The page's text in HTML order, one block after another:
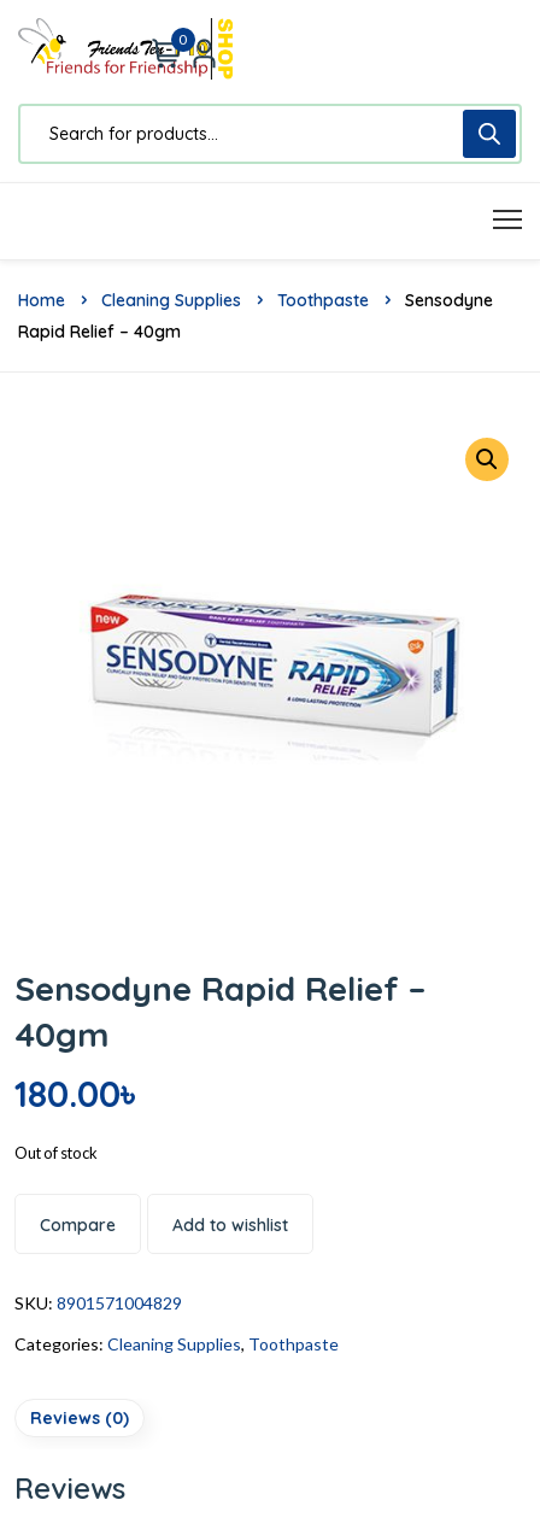
0
Home Cleaning Supplies Toothpaste
Sensodyne
Rapid Relief – 40gm
Sensodyne Rapid Relief –
40gm
180.00৳
Out of stock
Compare Add to wishlist
SKU: 8901571004829
Categories: Cleaning Supplies, Toothpaste
Reviews (0)
Reviews